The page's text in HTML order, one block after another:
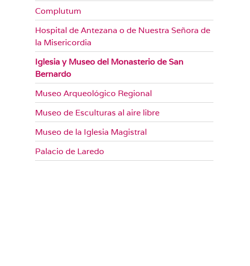
Complutum
Hospital de Antezana o de Nuestra Señora de
la Misericordia
Iglesia y Museo del Monasterio de San
Bernardo
Museo Arqueológico Regional
Museo de Esculturas al aire libre
Museo de la Iglesia Magistral
Palacio de Laredo